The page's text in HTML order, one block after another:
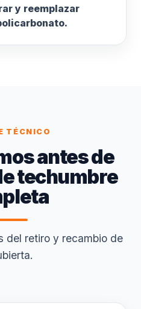
y reemplazar
TÉCNICO
antes de
techumbre
del retiro y recambio de